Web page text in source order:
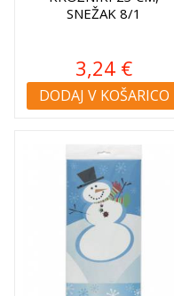
SNEŽAK 8/1
3,24 €
DODAJ V KOŠARICO